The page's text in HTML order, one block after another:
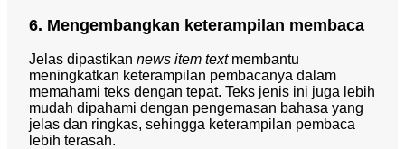
6. Mengembangkan keterampilan membaca
Jelas dipastikan news item text membantu
meningkatkan keterampilan pembacanya dalam
memahami teks dengan tepat. Teks jenis ini juga lebih
mudah dipahami dengan pengemasan bahasa yang
jelas dan ringkas, sehingga keterampilan pembaca
lebih terasah.